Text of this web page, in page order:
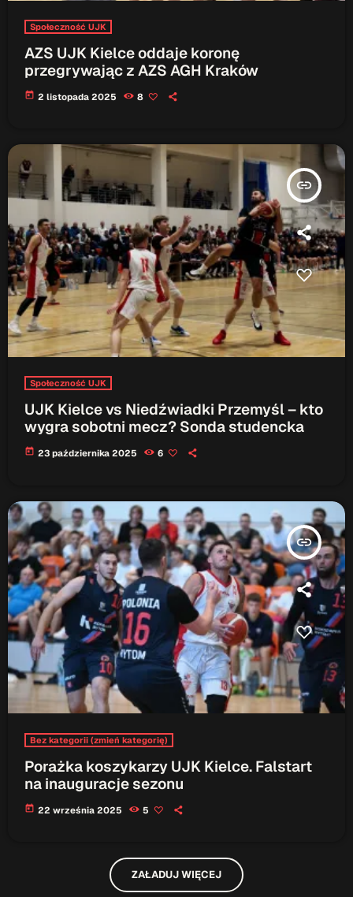
Społeczność UJK
AZS UJK Kielce oddaje koronę
przegrywając z AZS AGH Kraków
today 2 listopada 2025 8
insert_link
Społeczność UJK
UJK Kielce vs Niedźwiadki Przemyśl – kto
wygra sobotni mecz? Sonda studencka
today 23 października 2025 6
insert_link
Bez kategorii (zmień kategorię)
Porażka koszykarzy UJK Kielce. Falstart
na inauguracje sezonu
today 22 września 2025 5
ZAŁADUJ WIĘCEJ